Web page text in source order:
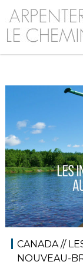
Skip
content
11 juin 2018
CANADA //
NOUVEAU-